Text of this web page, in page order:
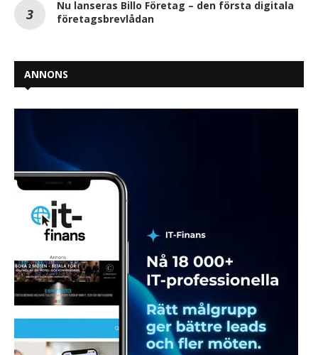
Nu lanseras Billo Företag – den första digitala
företagsbrevlådan
ANNONS